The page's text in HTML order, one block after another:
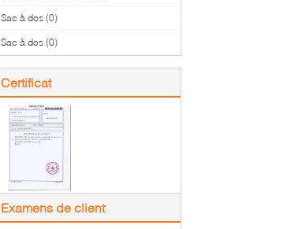
Sac à dos (0)
Sac à dos (0)
Certificat
Examens de client